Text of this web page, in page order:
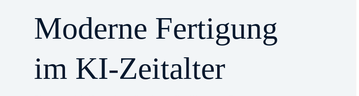
Moderne Fertigung
im KI-Zeitalter